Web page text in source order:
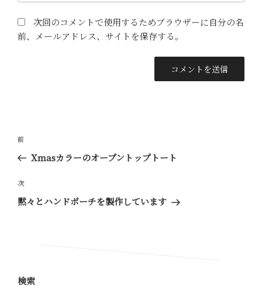
次回のコメントで使用するためブラウザーに自分の名
前、メールアドレス、サイトを保存する。
投
ナ
ビ
ゲ
前
の
稿
前
Xmasカラーのオープントップトート
次
の
次
黙々とハンドポーチを製作しています
検索